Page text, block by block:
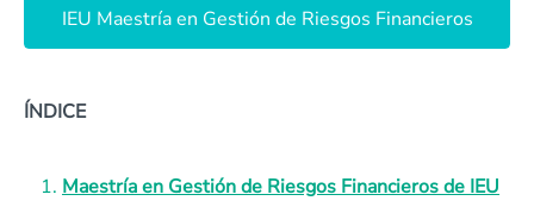
IEU Maestría en Gestión de Riesgos Financieros
ÍNDICE
Maestría en Gestión de Riesgos Financieros de IEU